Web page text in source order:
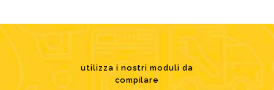
utilizza i nostri moduli da
compilare